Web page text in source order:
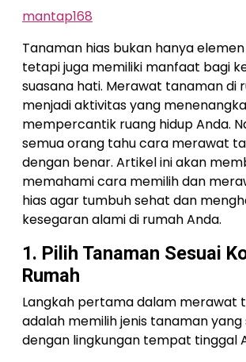
mantap168
Tanaman hias bukan hanya
tetapi juga memiliki manfaat bagi
suasana hati. Merawat tanaman di
menjadi aktivitas yang
mempercantik ruang hidup Anda.
semua orang tahu cara merawat
dengan benar. Artikel ini akan
memahami cara memilih dan
hias agar tumbuh sehat dan
kesegaran alami di rumah Anda.
1. Pilih Tanaman Sesuai
Rumah
Langkah pertama dalam merawat
adalah memilih jenis tanaman yang
dengan lingkungan tempat tinggal